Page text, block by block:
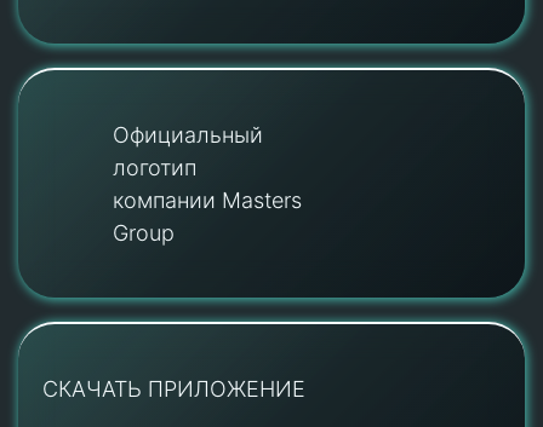
Официальный
логотип
компании Masters
Group
СКАЧАТЬ ПРИЛОЖЕНИЕ